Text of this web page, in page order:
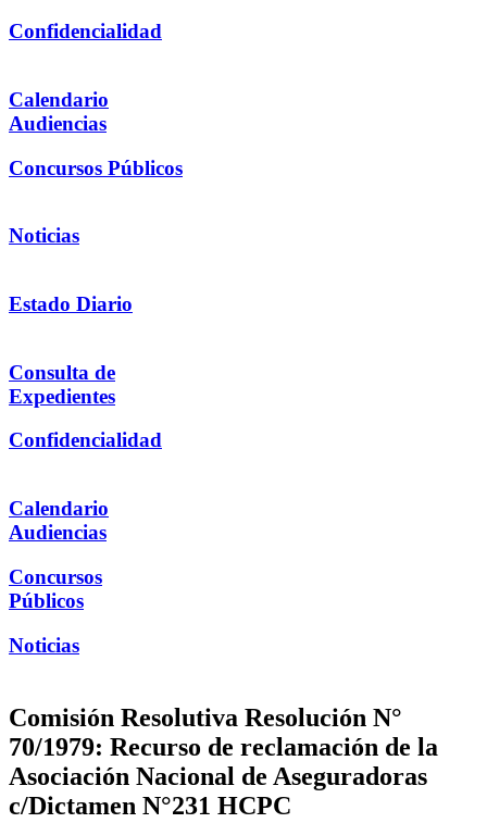
Confidencialidad
Calendario
Audiencias
Concursos Públicos
Noticias
Estado Diario
Consulta de
Expedientes
Confidencialidad
Calendario
Audiencias
Concursos
Públicos
Noticias
Comisión Resolutiva Resolución N°
70/1979: Recurso de reclamación de la
Asociación Nacional de Aseguradoras
c/Dictamen N°231 HCPC